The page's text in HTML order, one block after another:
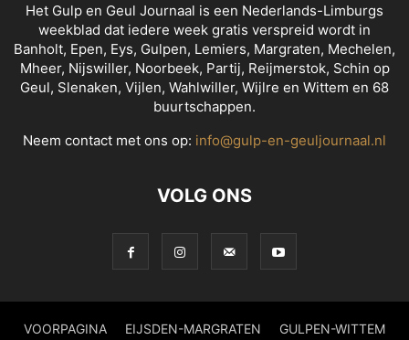
Het Gulp en Geul Journaal is een Nederlands-Limburgs
weekblad dat iedere week gratis verspreid wordt in
Banholt, Epen, Eys, Gulpen, Lemiers, Margraten, Mechelen,
Mheer, Nijswiller, Noorbeek, Partij, Reijmerstok, Schin op
Geul, Slenaken, Vijlen, Wahlwiller, Wijlre en Wittem en 68
buurtschappen.
Neem contact met ons op: info@gulp-en-geuljournaal.nl
VOLG ONS
VOORPAGINA EIJSDEN-MARGRATEN GULPEN-WITTEM